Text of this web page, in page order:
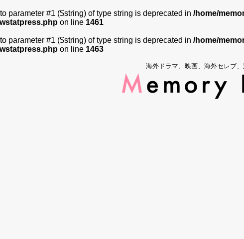
parameter #1 ($string) of type string is deprecated in /home/
on line 1461
parameter #1 ($string) of type string is deprecated in /home/
on line 1463
海外ドラマ、映画、海外セレブ